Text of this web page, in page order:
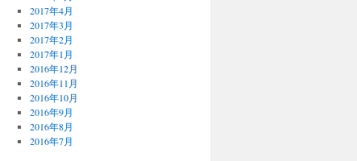
2017年4月
2017年3月
2017年2月
2017年1月
2016年12月
2016年11月
2016年10月
2016年9月
2016年8月
2016年7月